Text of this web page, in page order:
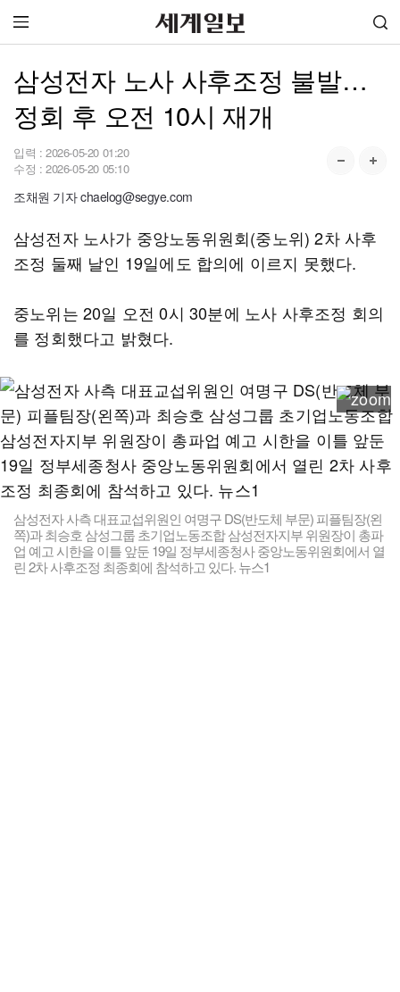
삼성전자 노사 사후조정 불발…
정회 후 오전 10시 재개
입력 : 2026-05-20 01:20
수정 : 2026-05-20 05:10
조채원 기자 chaelog@segye.com
삼성전자 노사가 중앙노동위원회(중노위) 2차 사후
조정 둘째 날인 19일에도 합의에 이르지 못했다.
중노위는 20일 오전 0시 30분에 노사 사후조정 회의
를 정회했다고 밝혔다.
삼성전자 사측 대표교섭위원인 여명구 DS(반도체 부문) 피플팀장(왼
쪽)과 최승호 삼성그룹 초기업노동조합 삼성전자지부 위원장이 총파
업 예고 시한을 이틀 앞둔 19일 정부세종청사 중앙노동위원회에서 열
린 2차 사후조정 최종회에 참석하고 있다. 뉴스1